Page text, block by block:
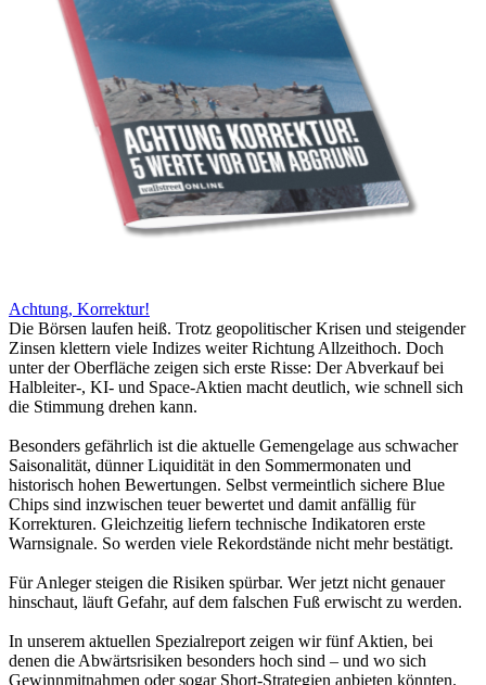
Achtung, Korrektur!
Die Börsen laufen heiß. Trotz geopolitischer Krisen und steigender
Zinsen klettern viele Indizes weiter Richtung Allzeithoch. Doch
unter der Oberfläche zeigen sich erste Risse: Der Abverkauf bei
Halbleiter-, KI- und Space-Aktien macht deutlich, wie schnell sich
die Stimmung drehen kann.
Besonders gefährlich ist die aktuelle Gemengelage aus schwacher
Saisonalität, dünner Liquidität in den Sommermonaten und
historisch hohen Bewertungen. Selbst vermeintlich sichere Blue
Chips sind inzwischen teuer bewertet und damit anfällig für
Korrekturen. Gleichzeitig liefern technische Indikatoren erste
Warnsignale. So werden viele Rekordstände nicht mehr bestätigt.
Für Anleger steigen die Risiken spürbar. Wer jetzt nicht genauer
hinschaut, läuft Gefahr, auf dem falschen Fuß erwischt zu werden.
In unserem aktuellen Spezialreport zeigen wir fünf Aktien, bei
denen die Abwärtsrisiken besonders hoch sind – und wo sich
Gewinnmitnahmen oder sogar Short-Strategien anbieten könnten.